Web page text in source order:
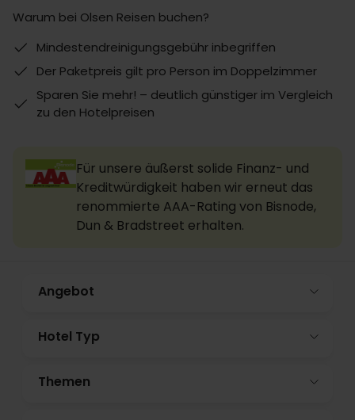
Warum bei Olsen Reisen buchen?
Mindestendreinigungsgebühr inbegriffen
Der Paketpreis gilt pro Person im Doppelzimmer
Sparen Sie mehr! – deutlich günstiger im Vergleich
zu den Hotelpreisen
Für unsere äußerst solide Finanz- und
Kreditwürdigkeit haben wir erneut das
renommierte AAA-Rating von Bisnode,
Dun & Bradstreet erhalten.
Angebot
Hotel Typ
Themen